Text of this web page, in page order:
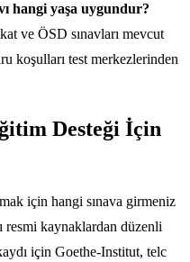
hangi yaşa uygundur?
ve ÖSD sınavları mevcut
koşulları test merkezlerinden
Desteği İçin
için hangi sınava girmeniz
resmi kaynaklardan düzenli
için Goethe-Institut, telc